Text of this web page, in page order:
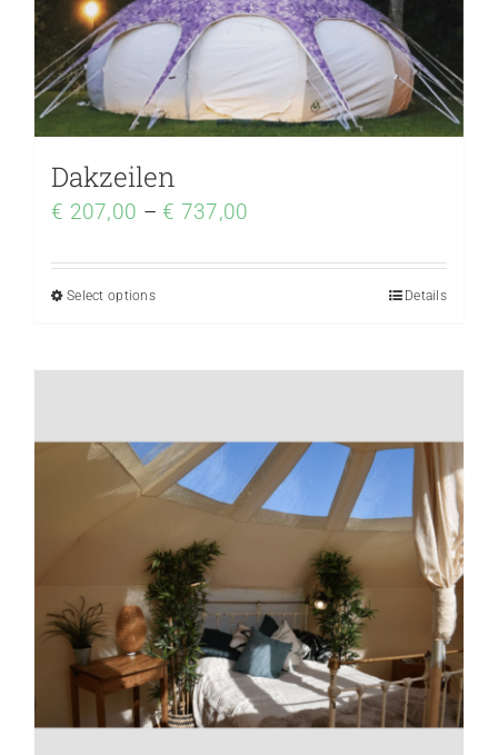
Dakzeilen
€ 207,00 –€ 737,00
Select options Details